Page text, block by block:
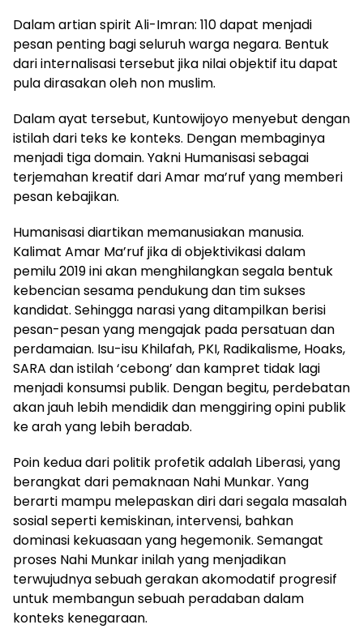
Dalam artian spirit Ali-Imran: 110 dapat menjadi
pesan penting bagi seluruh warga negara. Bentuk
dari internalisasi tersebut jika nilai objektif itu dapat
pula dirasakan oleh non muslim.
Dalam ayat tersebut, Kuntowijoyo menyebut dengan
istilah dari teks ke konteks. Dengan membaginya
menjadi tiga domain. Yakni Humanisasi sebagai
terjemahan kreatif dari Amar ma’ruf yang memberi
pesan kebajikan.
Humanisasi diartikan memanusiakan manusia.
Kalimat Amar Ma’ruf jika di objektivikasi dalam
pemilu 2019 ini akan menghilangkan segala bentuk
kebencian sesama pendukung dan tim sukses
kandidat. Sehingga narasi yang ditampilkan berisi
pesan-pesan yang mengajak pada persatuan dan
perdamaian. Isu-isu Khilafah, PKI, Radikalisme, Hoaks,
SARA dan istilah ‘cebong’ dan kampret tidak lagi
menjadi konsumsi publik. Dengan begitu, perdebatan
akan jauh lebih mendidik dan menggiring opini publik
ke arah yang lebih beradab.
Poin kedua dari politik profetik adalah Liberasi, yang
berangkat dari pemaknaan Nahi Munkar. Yang
berarti mampu melepaskan diri dari segala masalah
sosial seperti kemiskinan, intervensi, bahkan
dominasi kekuasaan yang hegemonik. Semangat
proses Nahi Munkar inilah yang menjadikan
terwujudnya sebuah gerakan akomodatif progresif
untuk membangun sebuah peradaban dalam
konteks kenegaraan.